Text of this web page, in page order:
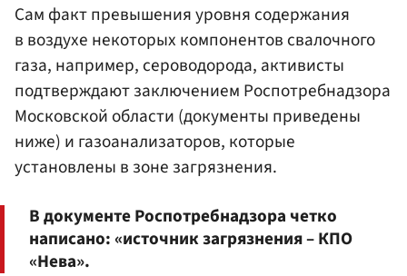
Сам факт превышения уровня содержания
в воздухе некоторых компонентов свалочного
газа, например, сероводорода, активисты
подтверждают заключением Роспотребнадзора
Московской области (документы приведены
ниже) и газоанализаторов, которые
установлены в зоне загрязнения.
В документе Роспотребнадзора четко
написано: «источник загрязнения – КПО
«Нева».